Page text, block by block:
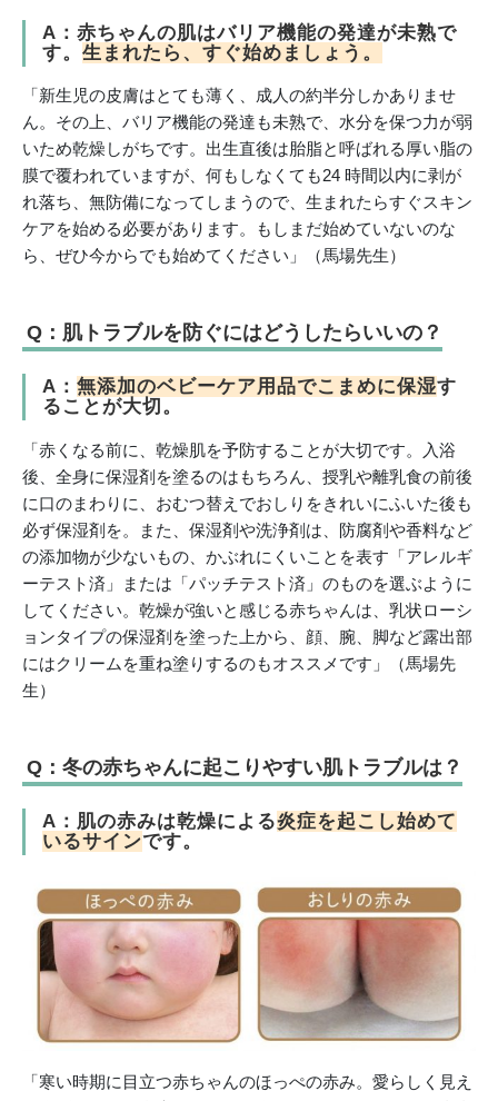
A：赤ちゃんの肌はバリア機能の発達が未熟で
す。 生まれたら、すぐ始めましょう。
「新生児の皮膚はとても薄く、成人の約半分しかありませ
ん。その上、バリア機能の発達も未熟で、水分を保つ力が弱
いため乾燥しがちです。出生直後は胎脂と呼ばれる厚い脂の
膜で覆われていますが、何もしなくても24 時間以内に剥が
れ落ち、無防備になってしまうので、生まれたらすぐスキン
ケアを始める必要があります。もしまだ始めていないのな
ら、ぜひ今からでも始めてください」（馬場先生）
Q：肌トラブルを防ぐにはどうしたらいいの？
A： 無添加のベビーケア用品でこまめに保湿す
ることが大切。
「赤くなる前に、乾燥肌を予防することが大切です。入浴
後、全身に保湿剤を塗るのはもちろん、授乳や離乳食の前後
に口のまわりに、おむつ替えでおしりをきれいにふいた後も
必ず保湿剤を。また、保湿剤や洗浄剤は、防腐剤や香料など
の添加物が少ないもの、かぶれにくいことを表す「アレルギ
ーテスト済」または「パッチテスト済」のものを選ぶように
してください。乾燥が強いと感じる赤ちゃんは、乳状ローシ
ョンタイプの保湿剤を塗った上から、顔、腕、脚など露出部
にはクリームを重ね塗りするのもオススメです」（馬場先
生）
Q：冬の赤ちゃんに起こりやすい肌トラブルは？
A：肌の赤みは乾燥による炎症を起こし始めて
いるサインです。
「寒い時期に目立つ赤ちゃんのほっぺの赤み。愛らしく見え